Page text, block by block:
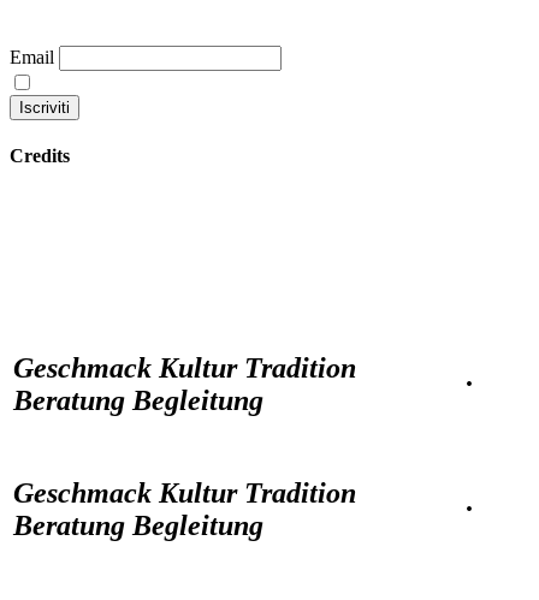
Email
Credits
Geschmack Kultur Tradition
Beratung Begleitung
·
Geschmack Kultur Tradition
Beratung Begleitung
·